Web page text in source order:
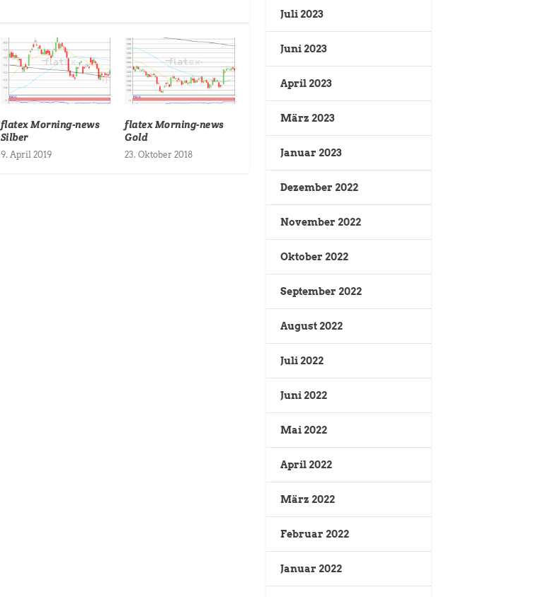
flatex Morning-news
Silber
9. April 2019
flatex Morning-news
Gold
23. Oktober 2018
Juli 2023
Juni 2023
April 2023
März 2023
Januar 2023
Dezember 2022
November 2022
Oktober 2022
September 2022
August 2022
Juli 2022
Juni 2022
Mai 2022
April 2022
März 2022
Februar 2022
Januar 2022